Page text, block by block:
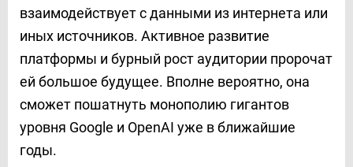
взаимодействует с данными из интернета или
иных источников. Активное развитие
платформы и бурный рост аудитории пророчат
ей большое будущее. Вполне вероятно, она
сможет пошатнуть монополию гигантов
уровня Google и OpenAI уже в ближайшие
годы.